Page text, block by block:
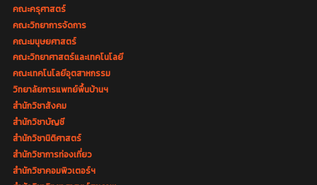
คณะครุศาสตร์
คณะวิทยาการจัดการ
คณะมนุษยศาสตร์
คณะวิทยาศาสตร์และเทคโนโลยี
คณะเทคโนโลยีอุตสาหกรรม
วิทยาลัยการแพทย์พื้นบ้านฯ
สำนักวิชาสังคม
สำนักวิชาบัญชี
สำนักวิชานิติศาสตร์
สำนักวิชาการท่องเที่ยว
สำนักวิชาคอมพิวเตอร์ฯ